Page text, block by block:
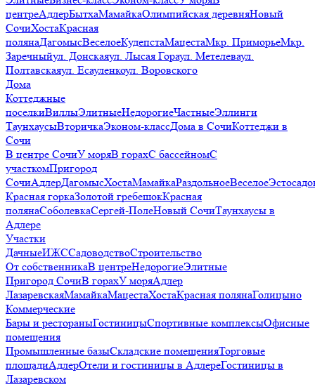
центреАдлерБытхаМамайкаОлимпийская деревняНовый
СочиХостаКрасная
полянаДагомысВеселоеКудепстаМацестаМкр. ПриморьеМкр.
Заречныйул. Донскаяул. Лысая Гораул. Метелеваул.
Полтавскаяул. Есауленкоул. Воровского
Дома
Коттеджные
поселкиВиллыЭлитныеНедорогиеЧастныеЭллинги
ТаунхаусыВторичкаЭконом-классДома в СочиКоттеджи в
Сочи
В центре СочиУ моряВ горахС бассейномС
участкомПригород
СочиАдлерДагомысХостаМамайкаРаздольноеВеселое
Красная горкаЗолотой гребешокКрасная
полянаСоболевкаСергей-ПолеНовый СочиТаунхаусы в
Адлере
Участки
ДачныеИЖССадоводствоСтроительство
От собственникаВ центреНедорогиеЭлитные
Пригород СочиВ горахУ моряАдлер
ЛазаревскаяМамайкаМацестаХостаКрасная полянаГолицыно
Коммерческие
Бары и рестораныГостиницыСпортивные комплексыОфисные
помещения
Промышленные базыСкладские помещенияТорговые
площадиАдлерОтели и гостиницы в АдлереГостиницы в
Лазаревском